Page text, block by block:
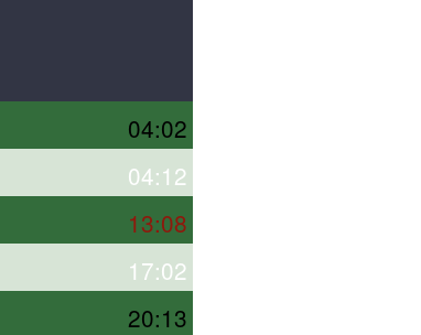
04:02
04:12
13:08
17:02
20:13